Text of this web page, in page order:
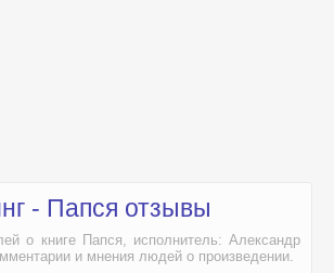
- Папся отзывы
о книге Папся, исполнитель: Александр
и мнения людей о произведении.